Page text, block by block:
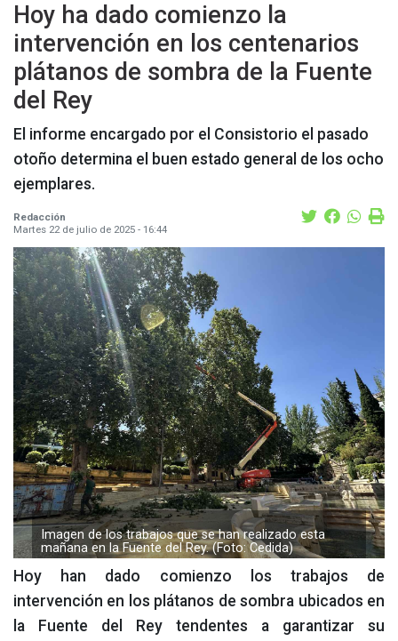
Hoy ha dado comienzo la
intervención en los centenarios
plátanos de sombra de la Fuente
del Rey
El informe encargado por el Consistorio el pasado
otoño determina el buen estado general de los ocho
ejemplares.
Redacción
Martes 22 de julio de 2025 - 16:44
Imagen de los trabajos que se han realizado esta
mañana en la Fuente del Rey. (Foto: Cedida)
Hoy han dado comienzo los trabajos de
intervención en los plátanos de sombra ubicados en
la Fuente del Rey tendentes a garantizar su